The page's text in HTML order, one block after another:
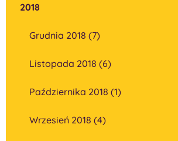
2018
Grudnia 2018 (7)
Listopada 2018 (6)
Października 2018 (1)
Wrzesień 2018 (4)